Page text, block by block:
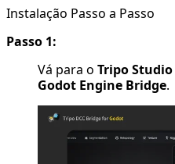
Instalação Passo a Passo
Passo 1:
Vá para o Tripo Studio
Godot Engine Bridge.